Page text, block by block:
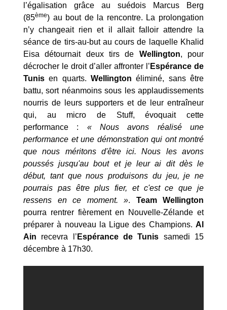
l’égalisation grâce au suédois Marcus Berg
(85ème) au bout de la rencontre. La prolongation
n’y changeait rien et il allait falloir attendre la
séance de tirs-au-but au cours de laquelle Khalid
Eisa détournait deux tirs de Wellington, pour
décrocher le droit d’aller affronter l’ Espérance de
Tunis en quarts. Wellington éliminé, sans être
battu, sort néanmoins sous les applaudissements
nourris de leurs supporters et de leur entraîneur
qui, au micro de Stuff, évoquait cette
performance : « Nous avons réalisé une
performance et une démonstration qui ont montré
que nous méritons d'être ici. Nous les avons
poussés jusqu'au bout et je leur ai dit dès le
début, tant que nous produisons du jeu, je ne
pourrais pas être plus fier, et c'est ce que je
ressens en ce moment. ». Team Wellington
pourra rentrer fièrement en Nouvelle-Zélande et
préparer à nouveau la Ligue des Champions. Al
Ain recevra l’ Espérance de Tunis samedi 15
décembre à 17h30.